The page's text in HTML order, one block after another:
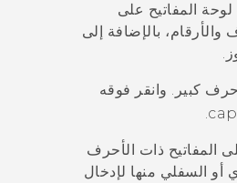
لوحة المفاتيح على
بالإضافة إلى
كبير. وانقر فوقه
المفاتيح ذات الأحرف
أو السفلي منها لإدخال